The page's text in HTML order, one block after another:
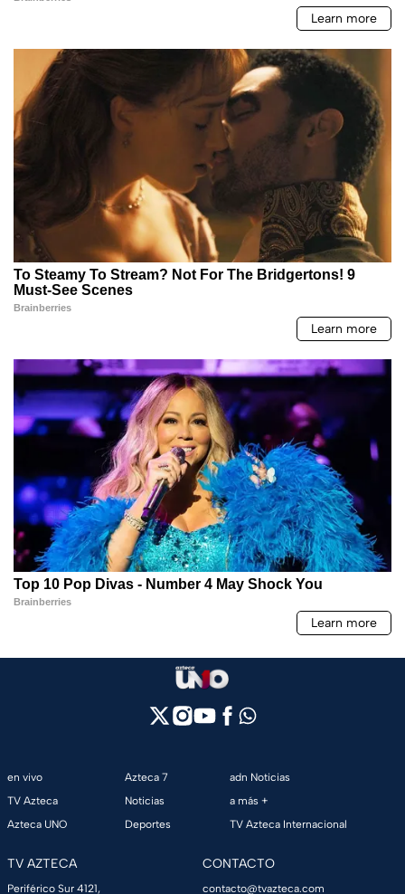
en vivo
TV Azteca
Azteca UNO
Azteca 7
Noticias
Deportes
adn Noticias
a más +
TV Azteca Internacional
TV AZTECA
Periférico Sur 4121,
CONTACTO
contacto@tvazteca.com